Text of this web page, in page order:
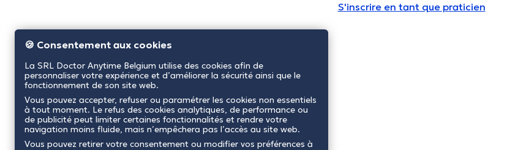
S'inscrire en tant que praticien
🍪 Consentement aux cookies
La SRL Doctor Anytime Belgium utilise des cookies afin de
personnaliser votre expérience et d’améliorer la sécurité ainsi que le
fonctionnement de son site web.
Vous pouvez accepter, refuser ou paramétrer les cookies non essentiels
à tout moment. Le refus des cookies analytiques, de performance ou
de publicité peut limiter certaines fonctionnalités et rendre votre
navigation moins fluide, mais n’empêchera pas l’accès au site web.
Vous pouvez retirer votre consentement ou modifier vos préférences à